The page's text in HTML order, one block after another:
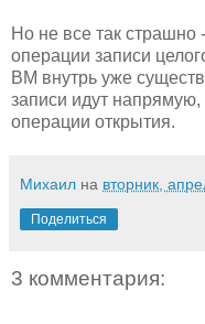
Но не все так страшно
операции записи
ВМ внутрь уже
записи идут напрямую,
операции открытия.
Михаил на вторник,
Поделиться
3 комментария: